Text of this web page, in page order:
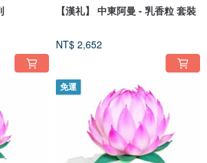
【漢礼】 中東阿曼 - 乳香粒 套裝
NT$ 2,652
免運